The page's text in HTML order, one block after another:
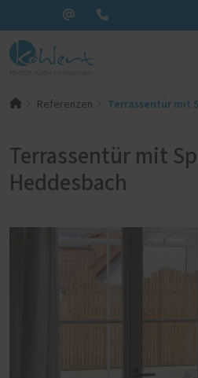
Referenzen Terrassentür mit
Terrassentür mit
Heddesbach